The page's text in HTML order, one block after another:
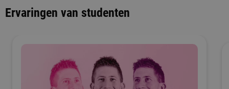
Ervaringen van studenten